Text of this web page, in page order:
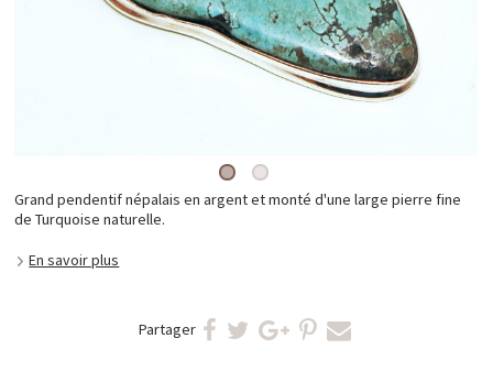
Grand pendentif népalais en argent et monté d'une large pierre fine
de Turquoise naturelle.
En savoir plus
Partager